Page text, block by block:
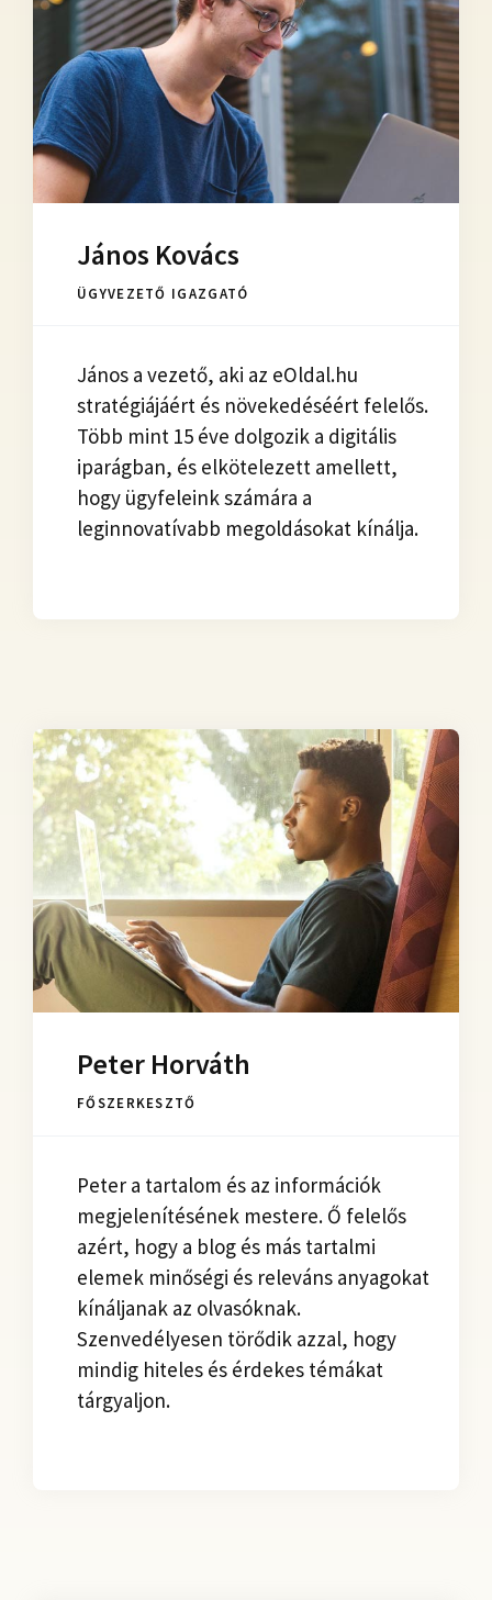
János Kovács
ÜGYVEZETŐ IGAZGATÓ
János a vezető, aki az eOldal.hu
stratégiájáért és növekedéséért felelős.
Több mint 15 éve dolgozik a digitális
iparágban, és elkötelezett amellett,
hogy ügyfeleink számára a
leginnovatívabb megoldásokat kínálja.
Peter Horváth
FŐSZERKESZTŐ
Peter a tartalom és az információk
megjelenítésének mestere. Ő felelős
azért, hogy a blog és más tartalmi
elemek minőségi és releváns anyagokat
kínáljanak az olvasóknak.
Szenvedélyesen törődik azzal, hogy
mindig hiteles és érdekes témákat
tárgyaljon.